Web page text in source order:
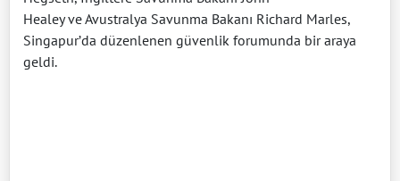
Healey ve Avustralya Savunma Bakanı Richard Marles,
Singapur’da düzenlenen güvenlik forumunda bir araya
geldi.